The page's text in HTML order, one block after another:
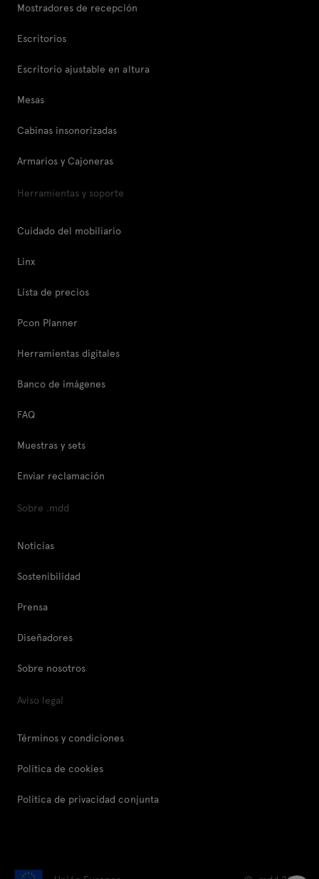
Mostradores de recepción
Escritorios
Escritorio ajustable en altura
Mesas
Cabinas insonorizadas
Armarios y Cajoneras
Herramientas y soporte
Cuidado del mobiliario
Linx
Lista de precios
Pcon Planner
Herramientas digitales
Banco de imágenes
FAQ
Muestras y sets
Enviar reclamación
Sobre .mdd
Noticias
Sostenibilidad
Prensa
Diseñadores
Sobre nosotros
Aviso legal
Términos y condiciones
Política de cookies
Política de privacidad conjunta